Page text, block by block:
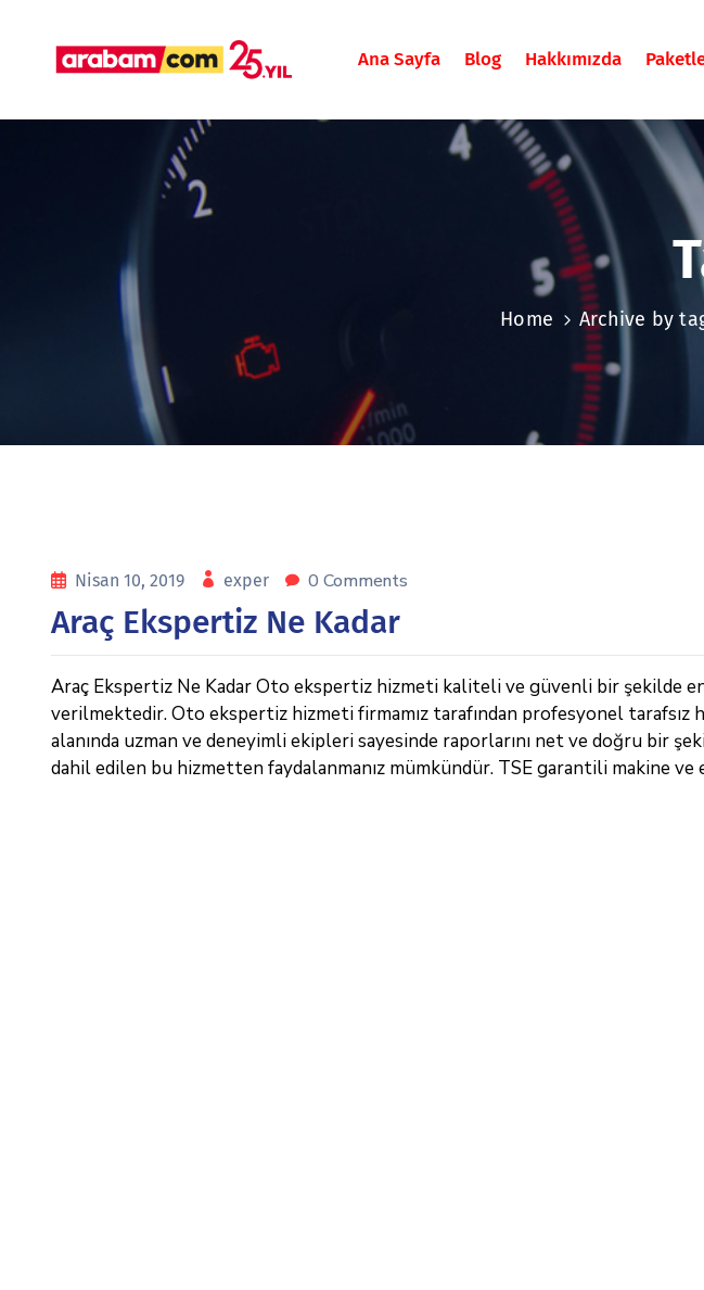
Ana Sayfa Blog Hakkımızda
Home Archive by
Nisan 10, 2019 exper 0 Comments
Araç Ekspertiz Ne Kadar
Araç Ekspertiz Ne Kadar Oto ekspertiz hizmeti kaliteli ve güvenli bir şekilde
verilmektedir. Oto ekspertiz hizmeti firmamız tarafından profesyonel tarafsız
alanında uzman ve deneyimli ekipleri sayesinde raporlarını net ve doğru bir
dahil edilen bu hizmetten faydalanmanız mümkündür. TSE garantili makine ve